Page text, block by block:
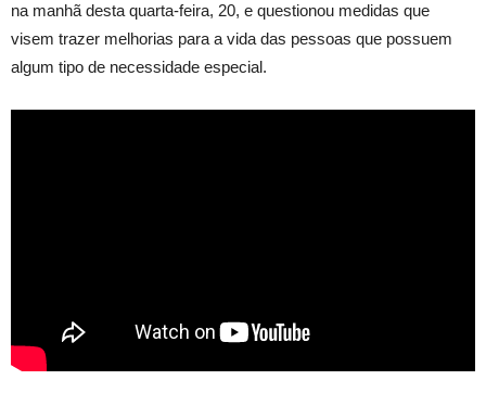
na manhã desta quarta-feira, 20, e questionou medidas que
visem trazer melhorias para a vida das pessoas que possuem
algum tipo de necessidade especial.